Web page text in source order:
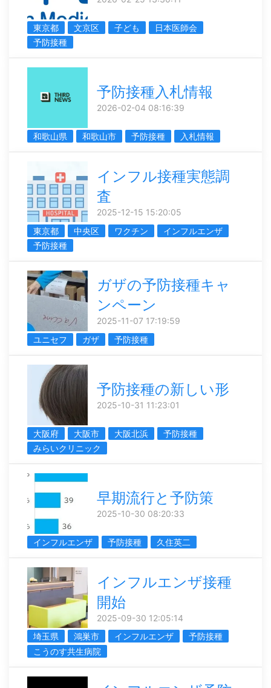
東京都 文京区 子ども
日本医師会
予防接種
予防接種入札情報
2026-02-04 08:16:39
和歌山県 和歌山市 予防接種 入札情報
インフル接種実態調
査
2025-12-15 15:20:05
東京都
中央区 ワクチン
インフルエンザ
予防接種
ガザの予防接種キャ
ンペーン
2025-11-07 17:19:59
ユニセフ
ガザ 予防接種
予防接種の新しい形
2025-10-31 11:23:01
大阪府 大阪市 大阪北浜
予防接種
みらいクリニック
早期流行と予防策
2025-10-30 08:20:33
インフルエンザ 予防接種 久住英二
インフルエンザ接種
開始
2025-09-30 12:05:14
埼玉県
鴻巣市 インフルエンザ
予防接種
こうのす共生病院